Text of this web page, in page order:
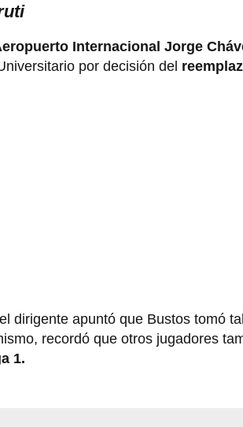
Internacional Jorge
por decisión del
dirigente apuntó que Bustos tomó
recordó que otros jugadores
1.